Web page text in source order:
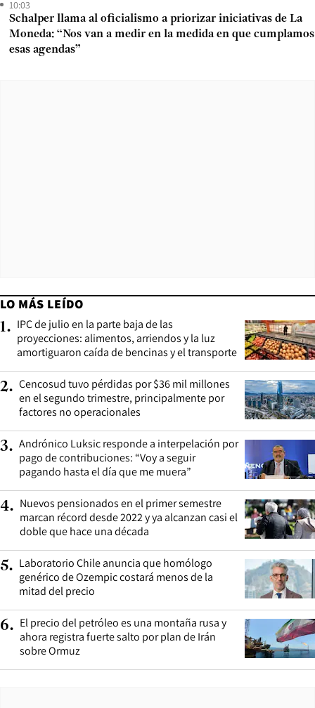
10:03
Schalper llama al oficialismo a priorizar iniciativas de La
Moneda: “Nos van a medir en la medida en que cumplamos
esas agendas”
LO MÁS LEÍDO
1. IPC de julio en la parte baja de las
proyecciones: alimentos, arriendos y la luz
amortiguaron caída de bencinas y el transporte
2. Cencosud tuvo pérdidas por $36 mil millones
en el segundo trimestre, principalmente por
factores no operacionales
3. Andrónico Luksic responde a interpelación por
pago de contribuciones: “Voy a seguir
pagando hasta el día que me muera”
4. Nuevos pensionados en el primer semestre
marcan récord desde 2022 y ya alcanzan casi el
doble que hace una década
5. Laboratorio Chile anuncia que homólogo
genérico de Ozempic costará menos de la
mitad del precio
6. El precio del petróleo es una montaña rusa y
ahora registra fuerte salto por plan de Irán
sobre Ormuz